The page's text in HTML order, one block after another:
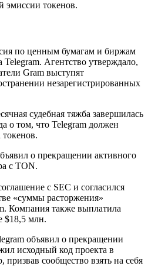
эмиссии токенов.
по ценным бумагам и биржам
Агентство утверждало,
Gram выступят
незарегистрированных
судебная тяжба завершилась
о том, что Telegram должен
токенов.
о прекращении активного
с TON.
с SEC и согласился
«суммы расторжения»
Компания также выплатила
$18,5 млн.
объявил о прекращении
исходный код проекта в
сообщество взять на себя